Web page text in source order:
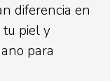
diferencia en
tu piel y
para